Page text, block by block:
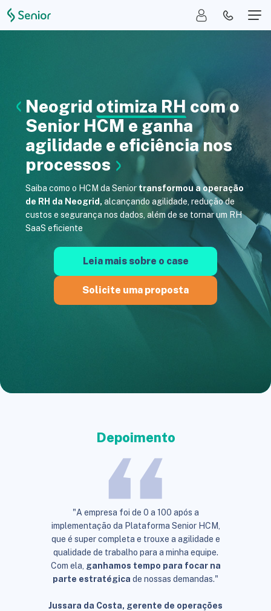
Neogrid otimiza RH com o
Senior HCM e ganha
agilidade e eficiência nos
processos
Saiba como o HCM da Senior transformou a operação
de RH da Neogrid, alcançando agilidade, redução de
custos e segurança nos dados, além de se tornar um RH
SaaS eficiente
Leia mais sobre o case
Solicite uma proposta
Depoimento
"A empresa foi de 0 a 100 após a
implementação da Plataforma Senior HCM,
que é super completa e trouxe a agilidade e
qualidade de trabalho para a minha equipe.
Com ela, ganhamos tempo para focar na
parte estratégica de nossas demandas."
Jussara da Costa, gerente de operações